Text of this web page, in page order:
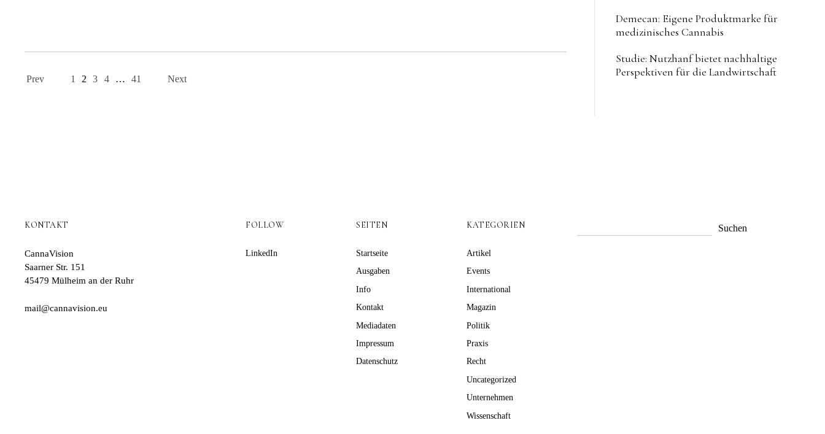
navigation
Prev 1 2 3 4 … 41 Next
Demecan: Eigene Produktmarke für
medizinisches Cannabis
Studie: Nutzhanf bietet nachhaltige
Perspektiven für die Landwirtschaft
KONTAKT
CannaVision
Saarner Str. 151
45479 Mülheim an der Ruhr
mail@cannavision.eu
FOLLOW
LinkedIn
SEITEN
Startseite
Ausgaben
Info
Kontakt
Mediadaten
Impressum
Datenschutz
KATEGORIEN
Artikel
Events
International
Magazin
Politik
Praxis
Recht
Uncategorized
Unternehmen
Wissenschaft
Suchen